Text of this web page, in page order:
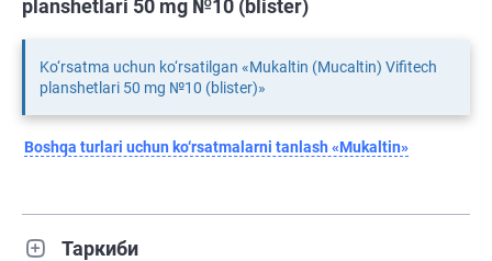
planshetlari 50 mg №10 (blister)
Ko‘rsatma uchun ko‘rsatilgan «Mukaltin (Mucaltin) Vifitech
planshetlari 50 mg №10 (blister)»
Boshqa turlari uchun ko‘rsatmalarni tanlash «Mukaltin»
Таркиби